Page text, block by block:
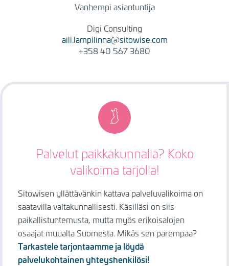
Vanhempi asiantuntija
Digi Consulting
aili.lampilinna@sitowise.com
+358 40 567 3680
Image
Palvelut paikkakunnalla? Koko
valikoima tarjolla!
Sitowisen yllättävänkin kattava palveluvalikoima on
saatavilla valtakunnallisesti. Käsilläsi on siis
paikallistuntemusta, mutta myös erikoisalojen
osaajat muualta Suomesta. Mikäs sen parempaa?
Tarkastele tarjontaamme ja löydä
palvelukohtainen yhteyshenkilösi!